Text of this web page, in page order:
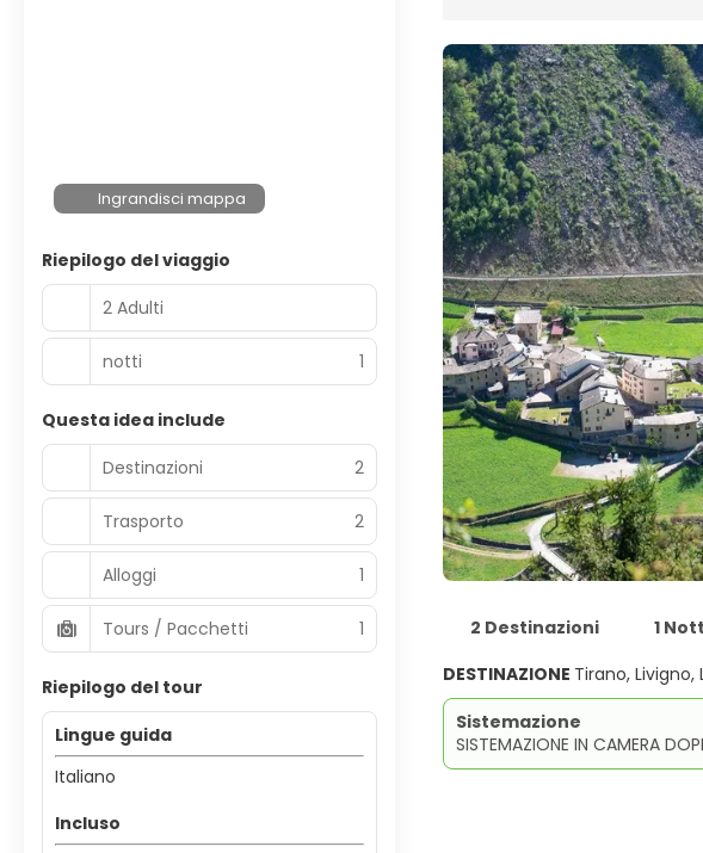
2 Destinazioni 1
DESTINAZIONE Tirano,
Sistemazione
SISTEMAZIONE IN CAMERA
Ingrandisci mappa
Riepilogo del viaggio
2 Adulti
notti 1
Questa idea include
Destinazioni
2
Trasporto 2
Alloggi 1
Tours / Pacchetti 1
Riepilogo del tour
Lingue guida
Italiano
Incluso